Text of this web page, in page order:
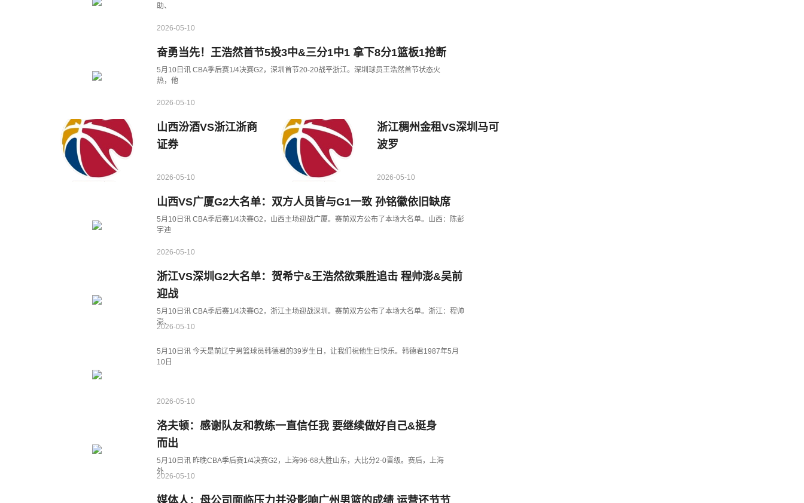
助、
2026-05-10
奋勇当先！王浩然首节5投3中&三分1中1 拿下8分1篮板1抢断
5月10日讯 CBA季后赛1/4决赛G2，深圳首节20-20战平浙江。深圳球员王浩然首节状态火
热，他
2026-05-10
山西汾酒VS浙江浙商
证券
2026-05-10
浙江稠州金租VS深圳马可
波罗
2026-05-10
山西VS广厦G2大名单：双方人员皆与G1一致 孙铭徽依旧缺席
5月10日讯 CBA季后赛1/4决赛G2，山西主场迎战广厦。赛前双方公布了本场大名单。山西：陈彭
宇迪
2026-05-10
浙江VS深圳G2大名单：贺希宁&王浩然欲乘胜追击 程帅澎&吴前
迎战
5月10日讯 CBA季后赛1/4决赛G2，浙江主场迎战深圳。赛前双方公布了本场大名单。浙江：程帅
澎、
2026-05-10
5月10日讯 今天是前辽宁男篮球员韩德君的39岁生日，让我们祝他生日快乐。韩德君1987年5月
10日
2026-05-10
洛夫顿：感谢队友和教练一直信任我 要继续做好自己&挺身
而出
5月10日讯 昨晚CBA季后赛1/4决赛G2，上海96-68大胜山东，大比分2-0晋级。赛后，上海
外
2026-05-10
媒体人：母公司面临压力并没影响广州男篮的成绩 运营还节节